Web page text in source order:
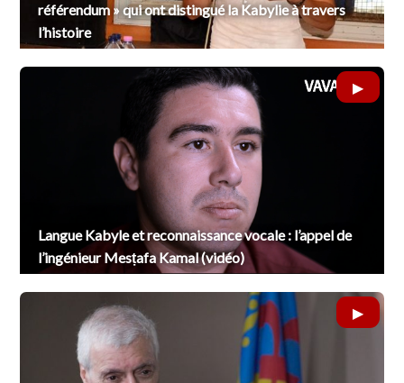
référendum » qui ont distingué la Kabylie à travers
l’histoire
Langue Kabyle et reconnaissance vocale : l’appel de
l’ingénieur Mesṭafa Kamal (vidéo)